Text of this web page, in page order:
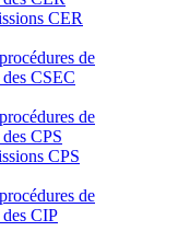
CER
de
CSEC
de
CPS
CPS
de
CIP